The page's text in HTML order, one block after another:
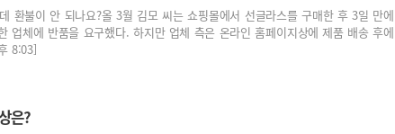
환불이 안 되나요?올 3월 김모 씨는 쇼핑몰에서 선글라스를 구매한 후 3일 만에
업체에 반품을 요구했다. 하지만 업체 측은 온라인 홈페이지상에 제품 배송 후에
8:03]
은?